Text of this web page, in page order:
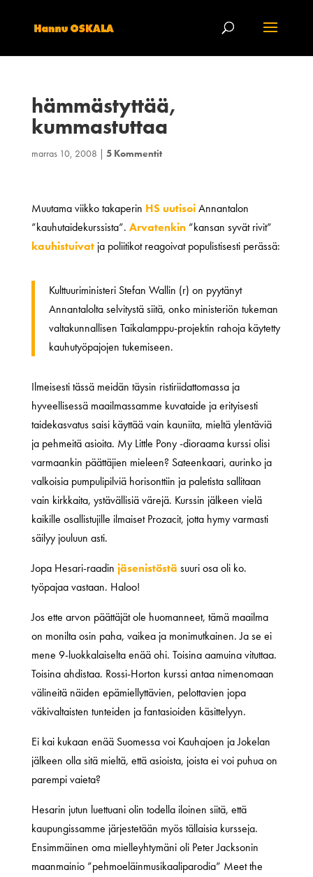
hämmästyttää,
kummastuttaa
marras 10, 2008 | 5 Kommentit
Muutama viikko takaperin HS uutisoiAnnantalon
”kauhutaidekurssista”. Arvatenkin”kansan syvät rivit”
kauhistuivatja poliitikot reagoivat populistisesti perässä:
Kulttuuriministeri Stefan Wallin (r) on pyytänyt
Annantalolta selvitystä siitä, onko ministeriön tukeman
valtakunnallisen Taikalamppu-projektin rahoja käytetty
kauhutyöpajojen tukemiseen.
Ilmeisesti tässä meidän täysin ristiriidattomassa ja
hyveellisessä maailmassamme kuvataide ja erityisesti
taidekasvatus saisi käyttää vain kauniita, mieltä ylentäviä
ja pehmeitä asioita. My Little Pony -dioraama kurssi olisi
varmaankin päättäjien mieleen? Sateenkaari, aurinko ja
valkoisia pumpulipilviä horisonttiin ja paletista sallitaan
vain kirkkaita, ystävällisiä värejä. Kurssin jälkeen vielä
kaikille osallistujille ilmaiset Prozacit, jotta hymy varmasti
säilyy jouluun asti.
Jopa Hesari-raadin jäsenistöstä suuri osa oli ko.
työpajaa vastaan. Haloo!
Jos ette arvon päättäjät ole huomanneet, tämä maailma
on monilta osin paha, vaikea ja monimutkainen. Ja se ei
mene 9-luokkalaiselta enää ohi. Toisina aamuina vituttaa.
Toisina ahdistaa. Rossi-Horton kurssi antaa nimenomaan
välineitä näiden epämiellyttävien, pelottavien jopa
väkivaltaisten tunteiden ja fantasioiden käsittelyyn.
Ei kai kukaan enää Suomessa voi Kauhajoen ja Jokelan
jälkeen olla sitä mieltä, että asioista, joista ei voi puhua on
parempi vaieta?
Hesarin jutun luettuani olin todella iloinen siitä, että
kaupungissamme järjestetään myös tällaisia kursseja.
Ensimmäinen oma mielleyhtymäni oli Peter Jacksonin
maanmainio ”pehmoeläinmusikaaliparodia” Meet the